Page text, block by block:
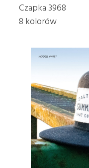
Czapka 3968
8 kolorów